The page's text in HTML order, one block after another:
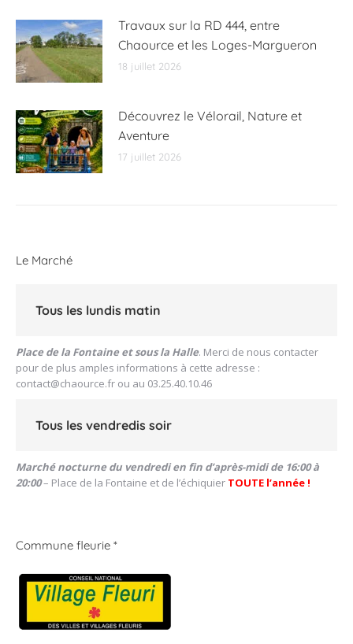
Travaux sur la RD 444, entre
Chaource et les Loges-Margueron
18 juillet 2026
Découvrez le Vélorail, Nature et
Aventure
17 juillet 2026
Le Marché
Tous les lundis matin
Place de la Fontaine et sous la Halle. Merci de nous contacter
pour de plus amples informations à cette adresse :
contact@chaource.fr ou au 03.25.40.10.46
Tous les vendredis soir
Marché nocturne du vendredi en fin d’après-midi de 16:00 à
20:00– Place de la Fontaine et de l’échiquier TOUTE l’année !
Commune fleurie *